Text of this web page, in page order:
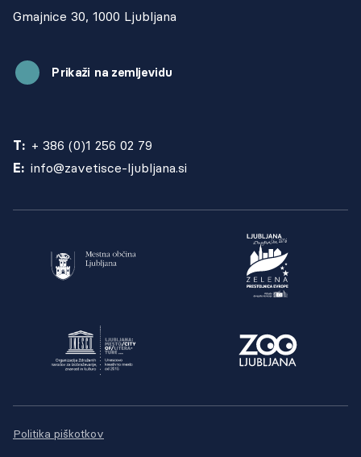
Gmajnice 30, 1000 Ljubljana
Prikaži na zemljevidu
T: + 386 (0)1 256 02 79
E: info@zavetisce-ljubljana.si
Politika piškotkov